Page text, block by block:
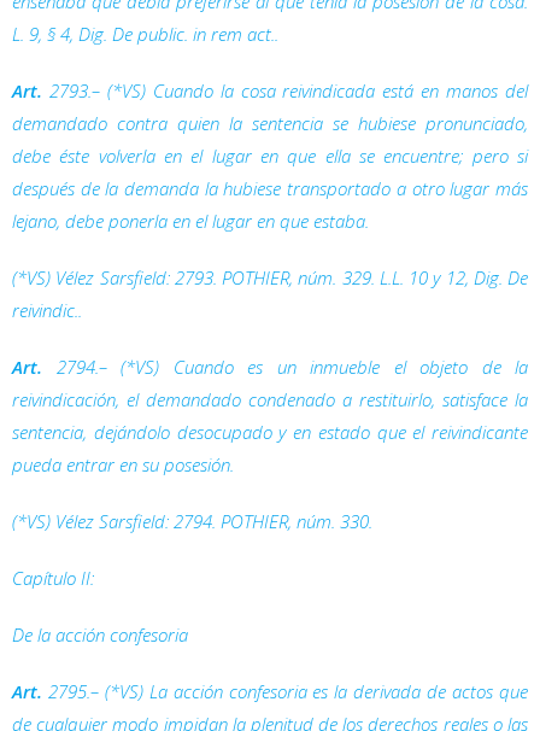
L. 9, § 4, Dig. De public. in rem act..
Art. 2793.– (*VS) Cuando la cosa reivindicada está en manos del
demandado contra quien la sentencia se hubiese pronunciado,
debe éste volverla en el lugar en que ella se encuentre; pero si
después de la demanda la hubiese transportado a otro lugar más
lejano, debe ponerla en el lugar en que estaba.
(*VS) Vélez Sarsfield: 2793. POTHIER, núm. 329. L.L. 10 y 12, Dig. De
reivindic..
Art. 2794.– (*VS) Cuando es un inmueble el objeto de la
reivindicación, el demandado condenado a restituirlo, satisface la
sentencia, dejándolo desocupado y en estado que el reivindicante
pueda entrar en su posesión.
(*VS) Vélez Sarsfield: 2794. POTHIER, núm. 330.
Capítulo II:
De la acción confesoria
Art. 2795.– (*VS) La acción confesoria es la derivada de actos que
de cualquier modo impidan la plenitud de los derechos reales o las